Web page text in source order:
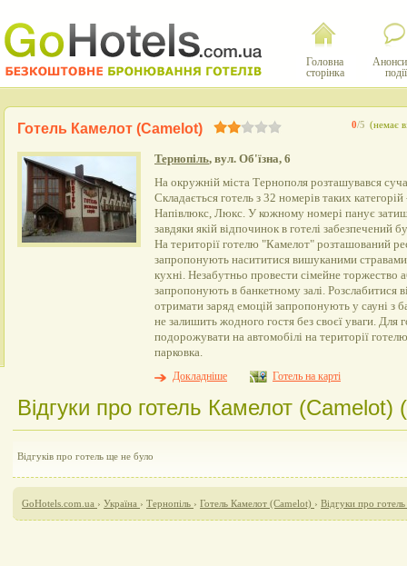
Головна
сторінка
події
0/5 (немає
Готель Камелот (Camelot)
Тернопіль, вул. Об'їзна, 6
На окружній міста Тернополя розташувався
Складається готель з 32 номерів таких
Напівлюкс, Люкс. У кожному номері панує
завдяки якій відпочинок в готелі забезпечений
На території готелю "Камелот" розташований
запропонують насититися вишуканими стравами
кухні. Незабутньо провести сімейне торжество
запропонують в банкетному залі. Розслабитися
отримати заряд емоцій запропонують у сауні з
не залишить жодного гостя без своєї уваги. Для
подорожувати на автомобілі на території
парковка.
Докладніше
Готель на карті
Відгуки про готель Камелот (Camelot)
Відгуків про готель ще не було
GoHotels.com.ua › Україна › Тернопіль › Готель Камелот (Camelot) › Відгуки про